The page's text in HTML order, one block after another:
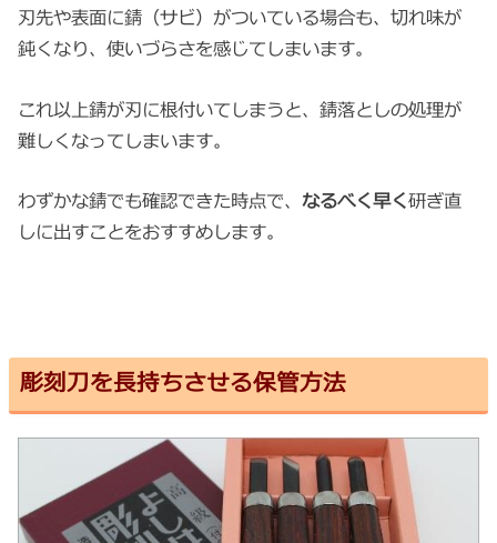
刃先や表面に錆（サビ）がついている場合も、切れ味が
鈍くなり、使いづらさを感じてしまいます。
これ以上錆が刃に根付いてしまうと、錆落としの処理が
難しくなってしまいます。
わずかな錆でも確認できた時点で、なるべく早く研ぎ直
しに出すことをおすすめします。
彫刻刀を長持ちさせる保管方法